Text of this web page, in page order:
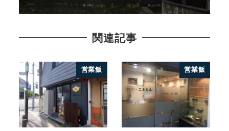
関連記事
営業飯 営業飯